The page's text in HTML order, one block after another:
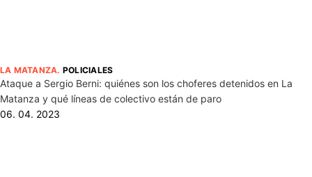
LA MATANZA. POLICIALES
Ataque a Sergio Berni: quiénes son los choferes detenidos en La
Matanza y qué líneas de colectivo están de paro
06. 04. 2023